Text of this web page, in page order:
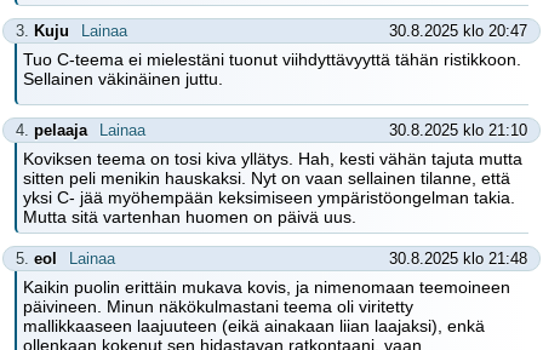
3. Kuju Lainaa 30.8.2025 klo 20:47
Tuo C-teema ei mielestäni tuonut viihdyttävyyttä tähän ristikkoon.
Sellainen väkinäinen juttu.
4. pelaaja Lainaa 30.8.2025 klo 21:10
Koviksen teema on tosi kiva yllätys. Hah, kesti vähän tajuta mutta
sitten peli menikin hauskaksi. Nyt on vaan sellainen tilanne, että
yksi C- jää myöhempään keksimiseen ympäristöongelman takia.
Mutta sitä vartenhan huomen on päivä uus.
5. eol Lainaa 30.8.2025 klo 21:48
Kaikin puolin erittäin mukava kovis, ja nimenomaan teemoineen
päivineen. Minun näkökulmastani teema oli viritetty
mallikkaaseen laajuuteen (eikä ainakaan liian laajaksi), enkä
ollenkaan kokenut sen hidastavan ratkontaani, vaan